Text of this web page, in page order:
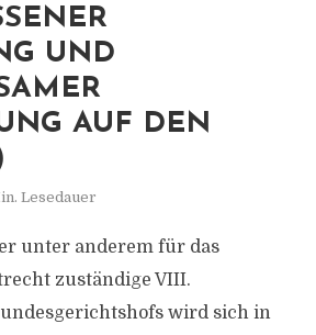
UND
AUF DEN
Lesedauer
unter anderem für das
zuständige VIII.
wird sich in